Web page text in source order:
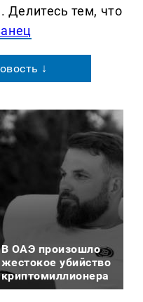
Делитеcь тем, что
↓
В ОАЭ произошло
жестокое убийство
криптомиллионера